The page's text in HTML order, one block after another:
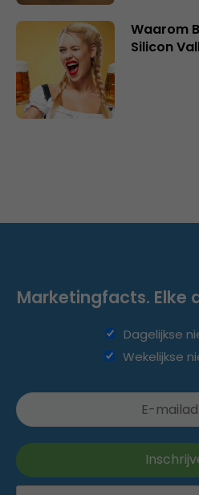
Waarom
Silicon
Marketingfacts. Elke
Dagelijkse
Wekelijkse